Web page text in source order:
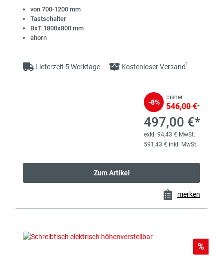
von 700-1200 mm
Tastschalter
BxT 1800x800 mm
ahorn
Lieferzeit 5 Werktage Kostenloser Versand1
-8%
bisher
546,00 €*
497,00 €*
exkl. 94,43 € MwSt.
591,43 € inkl. MwSt.
Zum Artikel
merken
Rabatt
%